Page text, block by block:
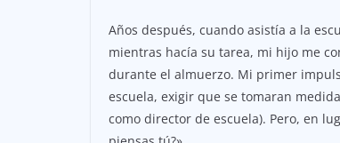
Años después, cuando asistía a la
mientras hacía su tarea, mi hijo me
durante el almuerzo. Mi primer
escuela, exigir que se tomaran
como director de escuela). Pero, en